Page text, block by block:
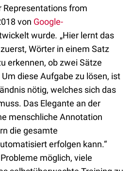
Representations from
von Google-
wurde. „Hier lernt das
Wörter in einem Satz
erkennen, ob zwei Sätze
diese Aufgabe zu lösen, ist
nötig, welches sich das
Das Elegante an der
menschliche Annotation
die gesamte
erfolgen kann.“
möglich, viele